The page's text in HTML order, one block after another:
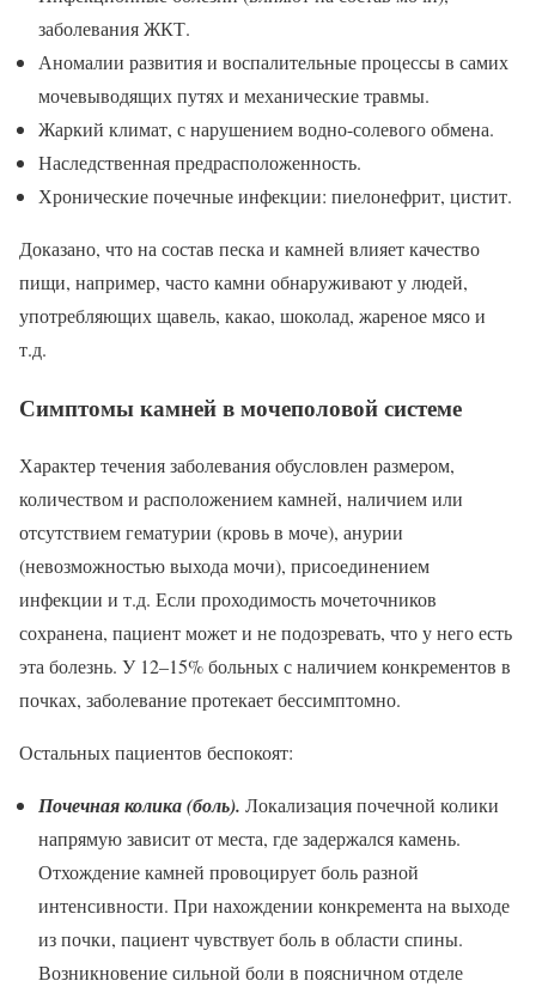
заболевания ЖКТ.
Аномалии развития и воспалительные процессы в самих
мочевыводящих путях и механические травмы.
Жаркий климат, с нарушением водно-солевого обмена.
Наследственная предрасположенность.
Хронические почечные инфекции: пиелонефрит, цистит.
Доказано, что на состав песка и камней влияет качество
пищи, например, часто камни обнаруживают у людей,
употребляющих щавель, какао, шоколад, жареное мясо и
т.д.
Симптомы камней в мочеполовой системе
Характер течения заболевания обусловлен размером,
количеством и расположением камней, наличием или
отсутствием гематурии (кровь в моче), анурии
(невозможностью выхода мочи), присоединением
инфекции и т.д. Если проходимость мочеточников
сохранена, пациент может и не подозревать, что у него есть
эта болезнь. У 12–15% больных с наличием конкрементов в
почках, заболевание протекает бессимптомно.
Остальных пациентов беспокоят:
Почечная колика (боль). Локализация почечной колики
напрямую зависит от места, где задержался камень.
Отхождение камней провоцирует боль разной
интенсивности. При нахождении конкремента на выходе
из почки, пациент чувствует боль в области спины.
Возникновение сильной боли в поясничном отделе